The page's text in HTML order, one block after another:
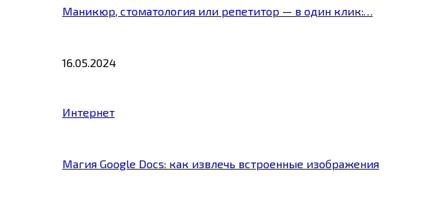
Маникюр, стоматология или репетитор — в один клик:…
16.05.2024
Интернет
Магия Google Docs: как извлечь встроенные изображения